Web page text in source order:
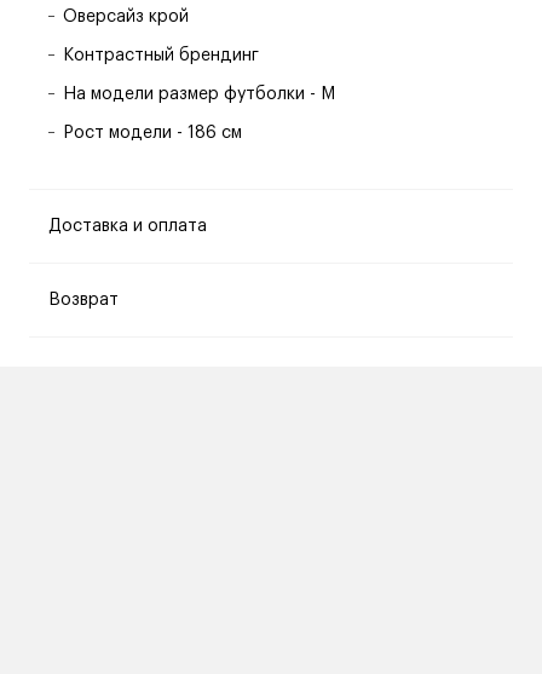
Оверсайз крой
Контрастный брендинг
На модели размер футболки - M
Рост модели - 186 см
Доставка и оплата
Возврат